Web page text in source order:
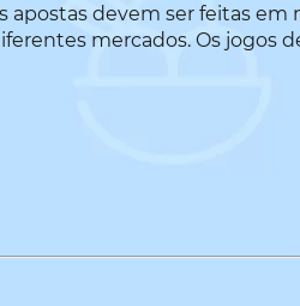
devem ser feitas
mercados. Os jogos